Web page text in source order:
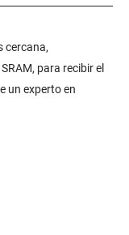
cercana,
para recibir el
un experto en